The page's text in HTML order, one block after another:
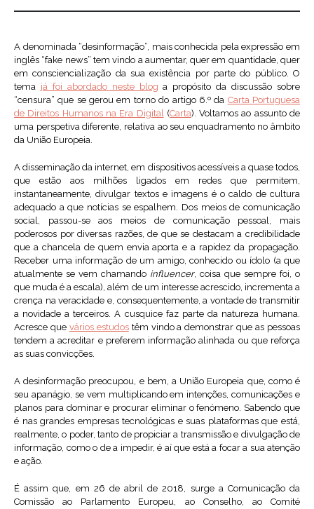
A denominada “desinformação”, mais conhecida pela expressão em
inglês “fake news” tem vindo a aumentar, quer em quantidade, quer
em consciencialização da sua existência por parte do público. O
tema já foi abordado neste blog a propósito da discussão sobre
“censura” que se gerou em torno do artigo 6.º da Carta Portuguesa
de Direitos Humanos na Era Digital(Carta). Voltamos ao assunto de
uma perspetiva diferente, relativa ao seu enquadramento no âmbito
da União Europeia.
A disseminação da internet, em dispositivos acessíveis a quase todos,
que estão aos milhões ligados em redes que permitem,
instantaneamente, divulgar textos e imagens é o caldo de cultura
adequado a que notícias se espalhem. Dos meios de comunicação
social, passou-se aos meios de comunicação pessoal, mais
poderosos por diversas razões, de que se destacam a credibilidade
que a chancela de quem envia aporta e a rapidez da propagação.
Receber uma informação de um amigo, conhecido ou ídolo (a que
atualmente se vem chamando influencer, coisa que sempre foi, o
que muda é a escala), além de um interesse acrescido, incrementa a
crença na veracidade e, consequentemente, a vontade de transmitir
a novidade a terceiros. A cusquice faz parte da natureza humana.
Acresce que vários estudostêm vindo a demonstrar que as pessoas
tendem a acreditar e preferem informação alinhada ou que reforça
as suas convicções.
A desinformação preocupou, e bem, a União Europeia que, como é
seu apanágio, se vem multiplicando em intenções, comunicações e
planos para dominar e procurar eliminar o fenómeno. Sabendo que
é nas grandes empresas tecnológicas e suas plataformas que está,
realmente, o poder, tanto de propiciar a transmissão e divulgação de
informação, como o de a impedir, é aí que está a focar a sua atenção
e ação.
É assim que, em 26 de abril de 2018, surge a Comunicação da
Comissão ao Parlamento Europeu, ao Conselho, ao Comité